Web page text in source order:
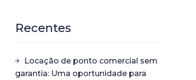
Recentes
Locação de ponto comercial sem
garantia: Uma oportunidade para